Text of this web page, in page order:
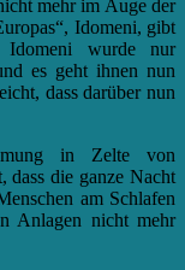
mehr im Auge der
Idomeni, gibt
wurde nur
es geht ihnen nun
dass darüber nun
in Zelte von
dass die ganze Nacht
am Schlafen
Anlagen nicht mehr